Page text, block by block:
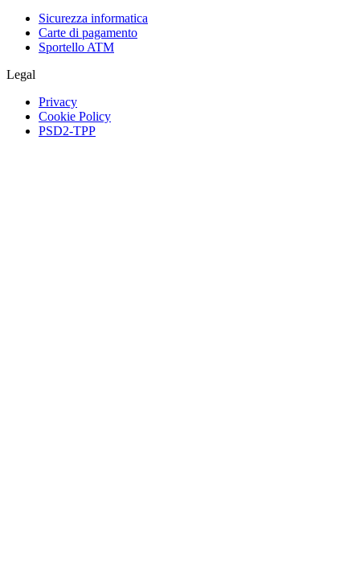
Sicurezza informatica
Carte di pagamento
Sportello ATM
Legal
Privacy
Cookie Policy
PSD2-TPP